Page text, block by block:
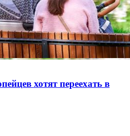
хотят переехать в